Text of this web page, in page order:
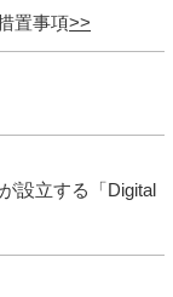
置事項
設立する「Digital